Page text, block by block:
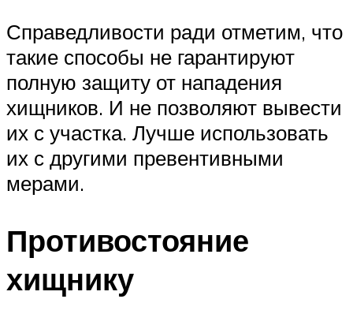
Справедливости ради отметим, что
такие способы не гарантируют
полную защиту от нападения
хищников. И не позволяют вывести
их с участка. Лучше использовать
их с другими превентивными
мерами.
Противостояние
хищнику